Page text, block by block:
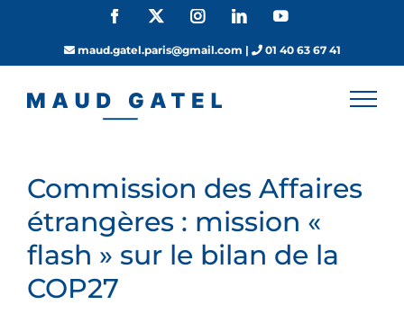
Facebook InstagramLinkedInYouTube
maud.gatel.paris@gmail.com | 01 40 63 67 41
Commission des Affaires
étrangères : mission «
flash » sur le bilan de la
COP27